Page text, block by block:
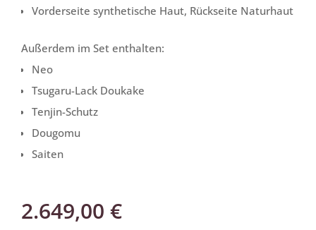
Vorderseite synthetische Haut, Rückseite Naturhaut
Außerdem im Set enthalten:
Neo
Tsugaru-Lack Doukake
Tenjin-Schutz
Dougomu
Saiten
2.649,00 €